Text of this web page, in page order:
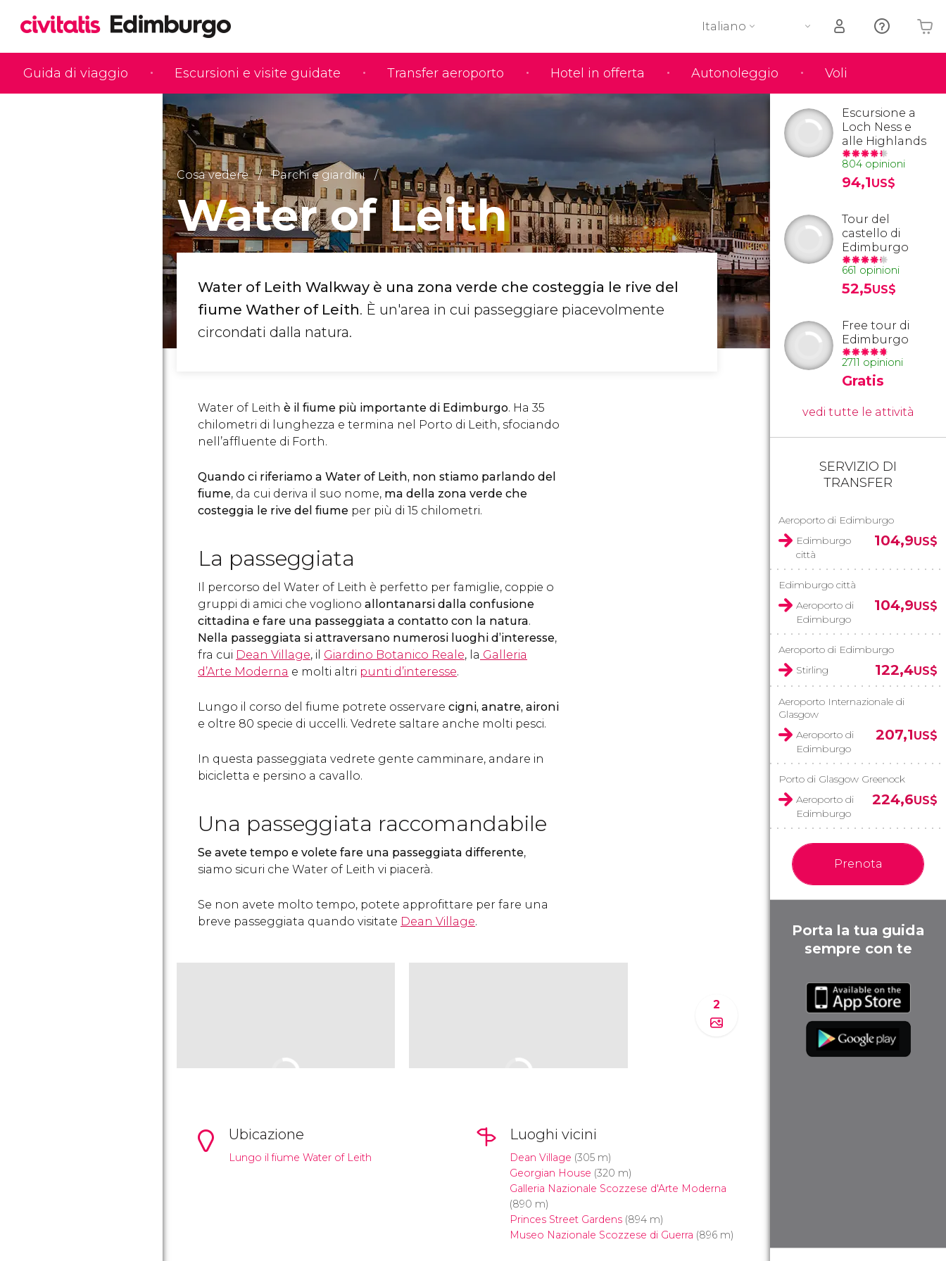
Guida di viaggio Escursioni e visite guidate Transfer aeroporto Hotel in offerta Autonoleggio Voli
Italiano
Il tuo carrello è vuoto
Cosa vedere Parchi e giardini
Water of Leith
Water of Leith Walkway è una zona verde che costeggia le rive del
fiume Wather of Leith. È un'area in cui passeggiare piacevolmente
circondati dalla natura.
Water of Leith è il fiume più importante di Edimburgo. Ha 35
chilometri di lunghezza e termina nel Porto di Leith, sfociando
nell’affluente di Forth.
Quando ci riferiamo a Water of Leith, non stiamo parlando del
fiume, da cui deriva il suo nome, ma della zona verde che
costeggia le rive del fiume per più di 15 chilometri.
La passeggiata
Il percorso del Water of Leith è perfetto per famiglie, coppie o
gruppi di amici che vogliono allontanarsi dalla confusione
cittadina e fare una passeggiata a contatto con la natura.
Nella passeggiata si attraversano numerosi luoghi d’interesse,
fra cui Dean Village, il Giardino Botanico Reale, la Galleria
d’Arte Moderna e molti altri punti d’interesse.
Lungo il corso del fiume potrete osservare cigni, anatre, aironi
e oltre 80 specie di uccelli. Vedrete saltare anche molti pesci.
In questa passeggiata vedrete gente camminare, andare in
bicicletta e persino a cavallo.
Una passeggiata raccomandabile
Se avete tempo e volete fare una passeggiata differente,
siamo sicuri che Water of Leith vi piacerà.
Se non avete molto tempo, potete approfittare per fare una
breve passeggiata quando visitate Dean Village.
2
Ubicazione
Lungo il fiume Water of Leith
Luoghi vicini
Dean Village (305 m)
Georgian House (320 m)
Galleria Nazionale Scozzese d'Arte Moderna
(890 m)
Princes Street Gardens(894 m)
Museo Nazionale Scozzese di Guerra (896 m)
Escursione a
Loch Ness e
alle Highlands
804 opinioni
94,1US$
Tour del
castello di
Edimburgo
661 opinioni
52,5US$
Free tour di
Edimburgo
2711 opinioni
Gratis
vedi tutte le attività
SERVIZIO DI
TRANSFER
Aeroporto di Edimburgo
Edimburgo
città
104,9US$
Edimburgo città
Aeroporto di
Edimburgo
104,9US$
Aeroporto di Edimburgo
Stirling
122,4US$
Aeroporto Internazionale di
Glasgow
Aeroporto di
Edimburgo
207,1US$
Porto di Glasgow Greenock
Aeroporto di
Edimburgo
224,6US$
Prenota
Porta la tua guida
sempre con te